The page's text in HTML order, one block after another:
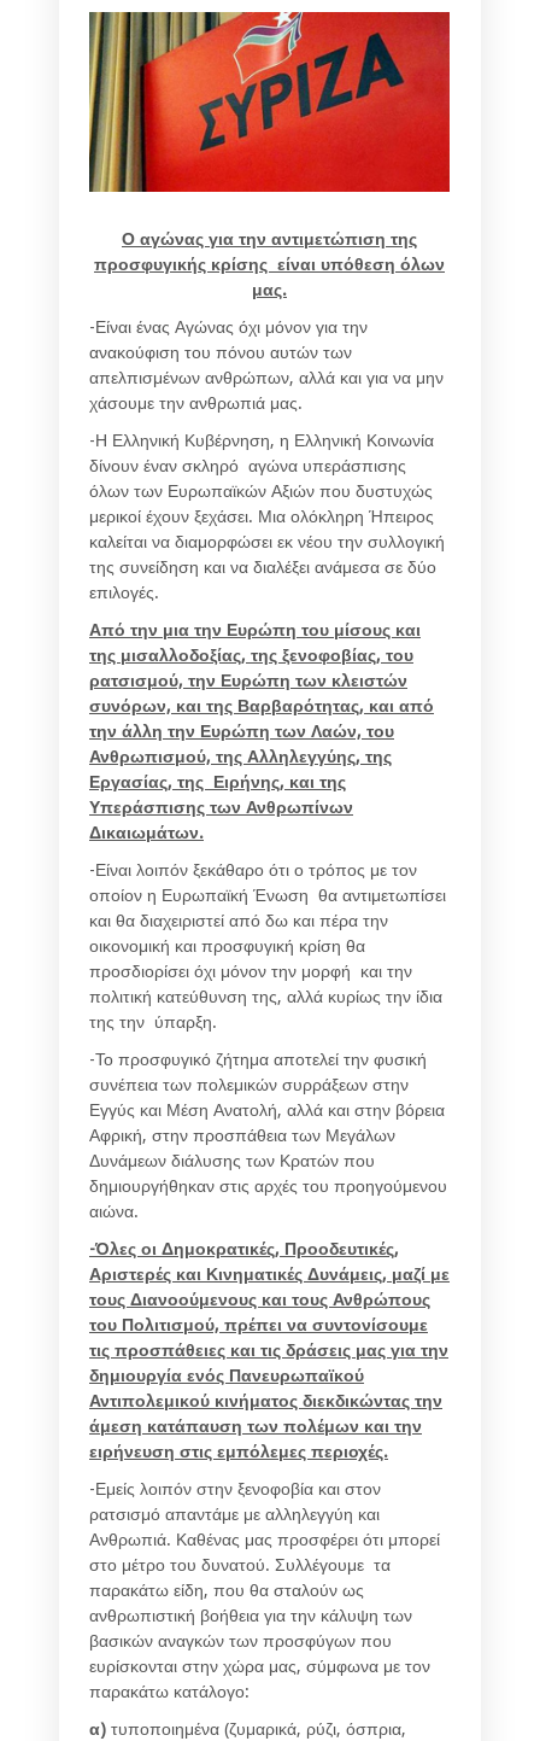
Ο αγώνας για την αντιμετώπιση της
προσφυγικής κρίσης είναι υπόθεση όλων
μας.
-Είναι ένας Αγώνας όχι μόνον για την
ανακούφιση του πόνου αυτών των
απελπισμένων ανθρώπων, αλλά και για να μην
χάσουμε την ανθρωπιά μας.
-Η Ελληνική Κυβέρνηση, η Ελληνική Κοινωνία
δίνουν έναν σκληρό αγώνα υπεράσπισης
όλων των Ευρωπαϊκών Αξιών που δυστυχώς
μερικοί έχουν ξεχάσει. Μια ολόκληρη Ήπειρος
καλείται να διαμορφώσει εκ νέου την συλλογική
της συνείδηση και να διαλέξει ανάμεσα σε δύο
επιλογές.
Από την μια την Ευρώπη του μίσους και
της μισαλλοδοξίας, της ξενοφοβίας, του
ρατσισμού, την Ευρώπη των κλειστών
συνόρων, και της Βαρβαρότητας, και από
την άλλη την Ευρώπη των Λαών, του
Ανθρωπισμού, της Αλληλεγγύης, της
Εργασίας, της Ειρήνης, και της
Υπεράσπισης των Ανθρωπίνων
Δικαιωμάτων.
-Είναι λοιπόν ξεκάθαρο ότι ο τρόπος με τον
οποίον η Ευρωπαϊκή Ένωση θα αντιμετωπίσει
και θα διαχειριστεί από δω και πέρα την
οικονομική και προσφυγική κρίση θα
προσδιορίσει όχι μόνον την μορφή και την
πολιτική κατεύθυνση της, αλλά κυρίως την ίδια
της την ύπαρξη.
-Το προσφυγικό ζήτημα αποτελεί την φυσική
συνέπεια των πολεμικών συρράξεων στην
Εγγύς και Μέση Ανατολή, αλλά και στην βόρεια
Αφρική, στην προσπάθεια των Μεγάλων
Δυνάμεων διάλυσης των Κρατών που
δημιουργήθηκαν στις αρχές του προηγούμενου
αιώνα.
-Όλες οι Δημοκρατικές, Προοδευτικές,
Αριστερές και Κινηματικές Δυνάμεις, μαζί με
τους Διανοούμενους και τους Ανθρώπους
του Πολιτισμού, πρέπει να συντονίσουμε
τις προσπάθειες και τις δράσεις μας για την
δημιουργία ενός Πανευρωπαϊκού
Αντιπολεμικού κινήματος διεκδικώντας την
άμεση κατάπαυση των πολέμων και την
ειρήνευση στις εμπόλεμες περιοχές.
-Εμείς λοιπόν στην ξενοφοβία και στον
ρατσισμό απαντάμε με αλληλεγγύη και
Ανθρωπιά. Καθένας μας προσφέρει ότι μπορεί
στο μέτρο του δυνατού. Συλλέγουμε τα
παρακάτω είδη, που θα σταλούν ως
ανθρωπιστική βοήθεια για την κάλυψη των
βασικών αναγκών των προσφύγων που
ευρίσκονται στην χώρα μας, σύμφωνα με τον
παρακάτω κατάλογο:
α) τυποποιημένα (ζυμαρικά, ρύζι, όσπρια,